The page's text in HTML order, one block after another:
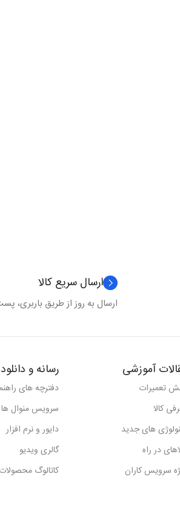
ارسال سریع کالا
ارسال به روز از طریق باربری،
آموزشی
تعمیرات
کالا
های جدید
در راه
سرویس کاران
رسانه و دانلود
دفترچه های
سرویس منوال ها
دایور و نرم افزار
گالری ویدیو
کاتالوگ